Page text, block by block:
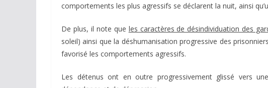
comportements les plus agressifs se déclarent la nuit, ainsi
De plus, il note que les caractères de désindividuation des
soleil) ainsi que la déshumanisation progressive des
favorisé les comportements agressifs.
Les détenus ont en outre progressivement glissé vers